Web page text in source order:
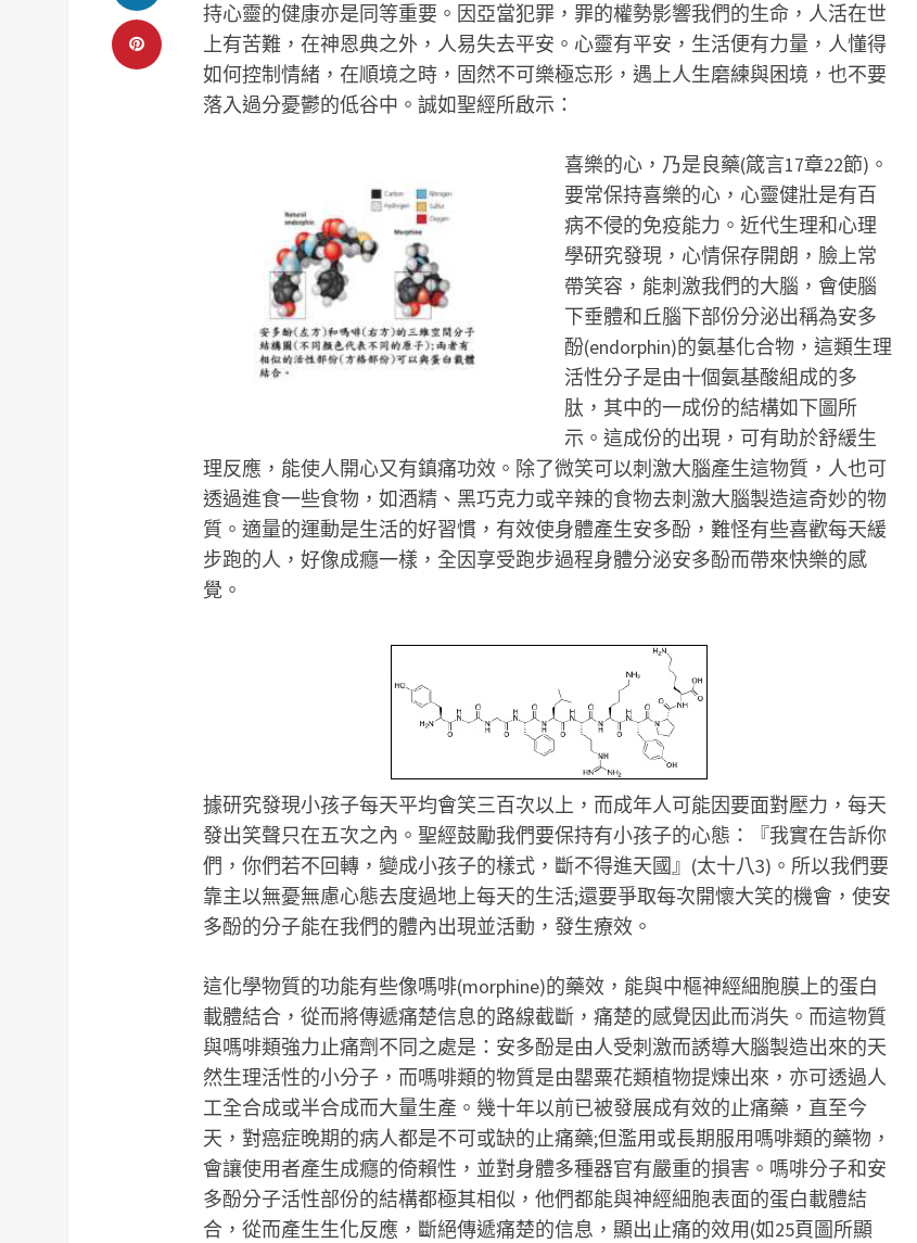
持心靈的健康亦是同等重要。因亞當犯罪，罪的權勢影響我們的生命，人活在世
上有苦難，在神恩典之外，人易失去平安。心靈有平安，生活便有力量，人懂得
如何控制情緒，在順境之時，固然不可樂極忘形，遇上人生磨練與困境，也不要
落入過分憂鬱的低谷中。誠如聖經所啟示：
喜樂的心，乃是良藥(箴言17章22節)。
要常保持喜樂的心，心靈健壯是有百
病不侵的免疫能力。近代生理和心理
學研究發現，心情保存開朗，臉上常
帶笑容，能刺激我們的大腦，會使腦
下垂體和丘腦下部份分泌出稱為安多
酚(endorphin)的氨基化合物，這類生理
活性分子是由十個氨基酸組成的多
肽，其中的一成份的結構如下圖所
示。這成份的出現，可有助於舒緩生
理反應，能使人開心又有鎮痛功效。除了微笑可以刺激大腦產生這物質，人也可
透過進食一些食物，如酒精、黑巧克力或辛辣的食物去刺激大腦製造這奇妙的物
質。適量的運動是生活的好習慣，有效使身體產生安多酚，難怪有些喜歡每天緩
步跑的人，好像成癮一樣，全因享受跑步過程身體分泌安多酚而帶來快樂的感
覺。
據研究發現小孩子每天平均會笑三百次以上，而成年人可能因要面對壓力，每天
發出笑聲只在五次之內。聖經鼓勵我們要保持有小孩子的心態：『我實在告訴你
們，你們若不回轉，變成小孩子的樣式，斷不得進天國』(太十八3)。所以我們要
靠主以無憂無慮心態去度過地上每天的生活;還要爭取每次開懷大笑的機會，使安
多酚的分子能在我們的體內出現並活動，發生療效。
這化學物質的功能有些像嗎啡(morphine)的藥效，能與中樞神經細胞膜上的蛋白
載體結合，從而將傳遞痛楚信息的路線截斷，痛楚的感覺因此而消失。而這物質
與嗎啡類強力止痛劑不同之處是：安多酚是由人受刺激而誘導大腦製造出來的天
然生理活性的小分子，而嗎啡類的物質是由罌粟花類植物提煉出來，亦可透過人
工全合成或半合成而大量生產。幾十年以前已被發展成有效的止痛藥，直至今
天，對癌症晚期的病人都是不可或缺的止痛藥;但濫用或長期服用嗎啡類的藥物，
會讓使用者產生成癮的倚賴性，並對身體多種器官有嚴重的損害。嗎啡分子和安
多酚分子活性部份的結構都極其相似，他們都能與神經細胞表面的蛋白載體結
合，從而產生生化反應，斷絕傳遞痛楚的信息，顯出止痛的效用(如25頁圖所顯